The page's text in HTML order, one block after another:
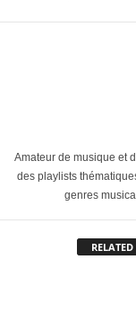
Amateur de musique et
des playlists
genres